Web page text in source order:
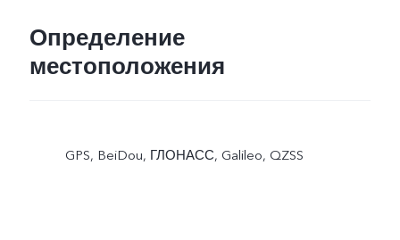
Определение
местоположения
GPS, BeiDou, ГЛОНАСС, Galileo, QZSS